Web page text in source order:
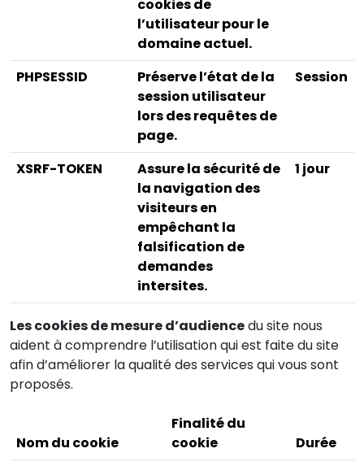
cookies de
l’utilisateur pour le
domaine actuel.
PHPSESSID
Préserve l’état de la
session utilisateur
lors des requêtes de
page.
Session
XSRF-TOKEN
Assure la sécurité de
la navigation des
visiteurs en
empêchant la
falsification de
demandes
intersites.
1 jour
Les cookies de mesure d’audiencedu site nous
aident à comprendre l’utilisation qui est faite du site
afin d’améliorer la qualité des services qui vous sont
proposés.
Nom du cookie
Finalité du
cookie
Durée